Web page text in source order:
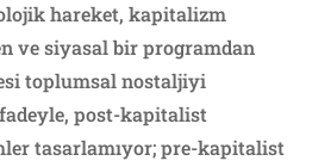
hareket, kapitalizm
ve siyasal bir programdan
toplumsal nostaljiyi
post-kapitalist
tasarlamıyor; pre-kapitalist